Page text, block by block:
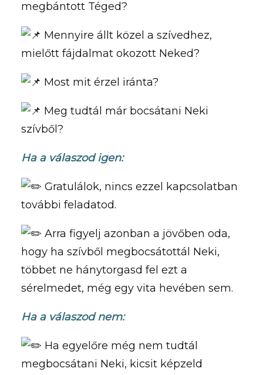
megbántott Téged?
Mennyire állt közel a szívedhez,
mielőtt fájdalmat okozott Neked?
Most mit érzel iránta?
Meg tudtál már bocsátani Neki
szívből?
Ha a válaszod igen:
Gratulálok, nincs ezzel kapcsolatban
további feladatod.
Arra figyelj azonban a jövőben oda,
hogy ha szívből megbocsátottál Neki,
többet ne hánytorgasd fel ezt a
sérelmedet, még egy vita hevében sem.
Ha a válaszod nem:
Ha egyelőre még nem tudtál
megbocsátani Neki, kicsit képzeld